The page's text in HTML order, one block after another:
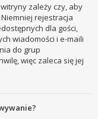
zależy czy, aby
rejestracja
dla gości,
wiadomości i e-maili
do grup
więc zaleca się jej